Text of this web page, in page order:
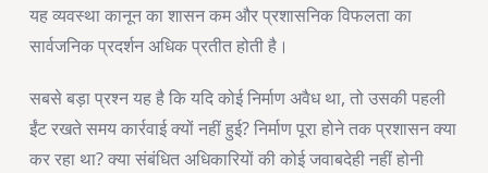
यह व्यवस्था कानून का शासन कम और प्रशासनिक विफलता का
सार्वजनिक प्रदर्शन अधिक प्रतीत होती है।
सबसे बड़ा प्रश्न यह है कि यदि कोई निर्माण अवैध था, तो उसकी पहली
ईंट रखते समय कार्रवाई क्यों नहीं हुई? निर्माण पूरा होने तक प्रशासन क्या
कर रहा था? क्या संबंधित अधिकारियों की कोई जवाबदेही नहीं होनी